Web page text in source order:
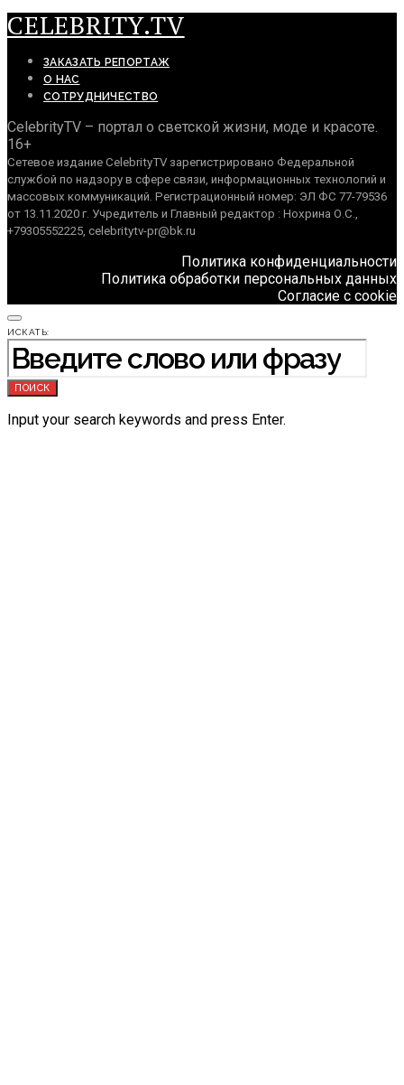
CELEBRITY.TV
ЗАКАЗАТЬ РЕПОРТАЖ
О НАС
СОТРУДНИЧЕСТВО
CelebrityTV – портал о светской жизни, моде и красоте.
16+
Сетевое издание CelebrityTV зарегистрировано Федеральной
службой по надзору в сфере связи, информационных технологий и
массовых коммуникаций. Регистрационный номер: ЭЛ ФС 77-79536
от 13.11.2020 г. Учредитель и Главный редактор : Нохрина О.С.,
+79305552225, celebritytv-pr@bk.ru
Политика конфиденциальности
Политика обработки персональных данных
Согласие с cookie
ИСКАТЬ:
ПОИСК
Input your search keywords and press Enter.